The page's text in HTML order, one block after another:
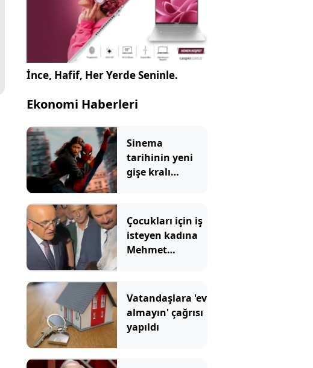
İnce, Hafif, Her Yerde Seninle.
Ekonomi Haberleri
Sinema
tarihinin yeni
gişe kralı
geçti
Çocukları için iş
isteyen kadına
Mehmet
Vatandaşlara 'ev
almayın' çağrısı
yapıldı